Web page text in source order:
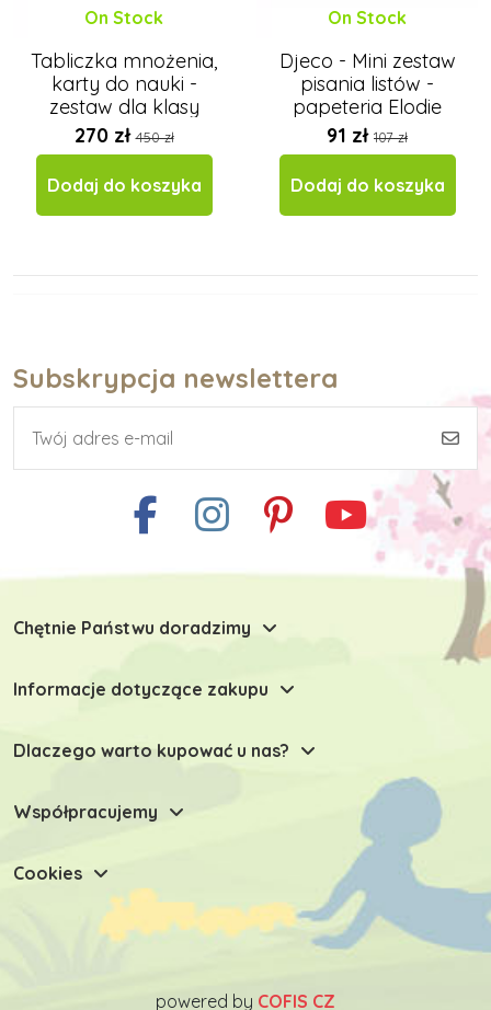
On Stock
Tabliczka mnożenia,
karty do nauki -
zestaw dla klasy
270 zł450 zł
Dodaj do koszyka
On Stock
Djeco - Mini zestaw
pisania listów -
papeteria Elodie
91 zł 107 zł
Dodaj do koszyka
Subskrypcja newslettera
Chętnie Państwu doradzimy
Informacje dotyczące zakupu
Dlaczego warto kupować u nas?
Współpracujemy
Cookies
powered by COFIS CZ